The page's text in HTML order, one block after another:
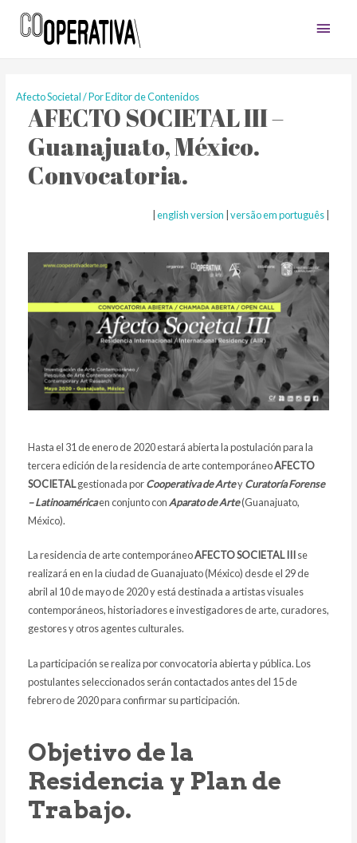
Afecto Societal/ PorEditor de Contenidos
AFECTO SOCIETAL III –
Guanajuato, México.
Convocatoria.
|english version |versão em português
Hasta el 31 de enero de 2020 estará abierta la postulación para la
tercera edición de la residencia de arte contemporáneoAFECTO
SOCIETALgestionada porCooperativa de ArteyCuratoría Forense
– Latinoaméricaen conjunto conAparato de Arte(Guanajuato,
México).
La residencia de arte contemporáneoAFECTO SOCIETAL IIIse
realizará en en la ciudad de Guanajuato (México) desde el 29 de
abril al 10 de mayo de 2020 y está destinada a artistas visuales
contemporáneos, historiadores e investigadores de arte, curadores,
gestores y otros agentes culturales.
La participación se realiza por convocatoria abierta y pública. Los
postulantes seleccionados serán contactados antes del 15 de
febrero de 2020 para confirmar su participación.
Objetivo de la
Residencia y Plan de
Trabajo.